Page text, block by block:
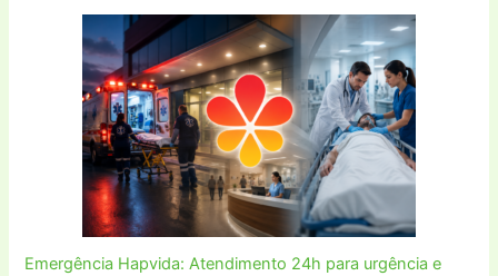
Emergência Hapvida: Atendimento 24h para urgência e